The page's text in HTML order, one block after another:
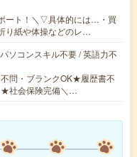
ート！＼▽具体的には…・買
り紙や体操などのレ…
ソコンスキル不要 / 英語力不
問・ブランクOK★履歴書不
★社会保険完備＼…